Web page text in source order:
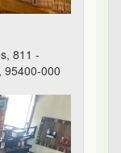
811 -
95400-000